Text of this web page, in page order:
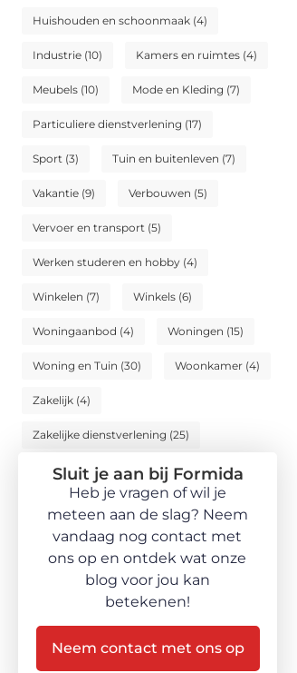
Huishouden en schoonmaak (4)
Industrie (10) Kamers en ruimtes (4)
Meubels (10) Mode en Kleding (7)
Particuliere dienstverlening (17)
Sport (3) Tuin en buitenleven (7)
Vakantie (9) Verbouwen (5)
Vervoer en transport (5)
Werken studeren en hobby (4)
Winkelen (7) Winkels (6)
Woningaanbod (4) Woningen (15)
Woning en Tuin (30) Woonkamer (4)
Zakelijk (4)
Zakelijke dienstverlening (25)
Sluit je aan bij Formida
Heb je vragen of wil je
meteen aan de slag? Neem
vandaag nog contact met
ons op en ontdek wat onze
blog voor jou kan
betekenen!
Neem contact met ons op